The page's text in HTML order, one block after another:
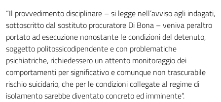
“Il provvedimento disciplinare – si legge nell’avviso agli indagati,
sottoscritto dal sostituto procuratore Di Bona – veniva peraltro
portato ad esecuzione nonostante le condizioni del detenuto,
soggetto politossicodipendente e con problematiche
psichiatriche, richiedessero un attento monitoraggio dei
comportamenti per significativo e comunque non trascurabile
rischio suicidario, che per le condizioni collegate al regime di
isolamento sarebbe diventato concreto ed imminente”.